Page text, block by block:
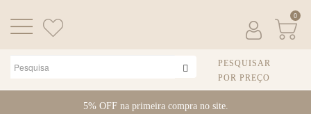
5% OFF na primeira compra no site.
0
PESQUISAR
POR PREÇO